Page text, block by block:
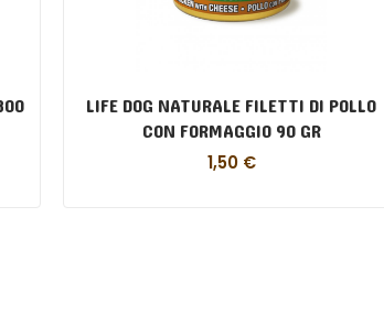
LIFE DOG NATURALE FILETTI DI POLLO
CON FORMAGGIO 90 GR
1,50 €